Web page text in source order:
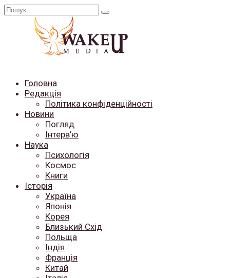
Перейти
Search
Головна
Редакція
Політика конфіденційності
Новини
Погляд
Інтерв’ю
Наука
Психологія
Космос
Книги
Історія
Україна
Японія
Корея
Близький Схід
Польща
Індія
Франція
Китай